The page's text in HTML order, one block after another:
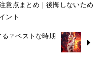
意点まとめ｜後悔しないため
ント
る？ベストな時期